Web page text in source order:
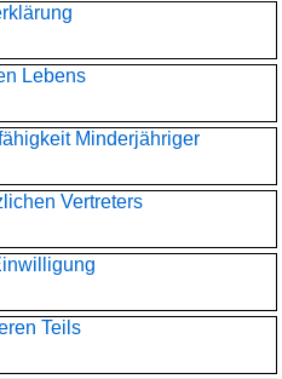
Lebens
Minderjähriger
Vertreters
Teils